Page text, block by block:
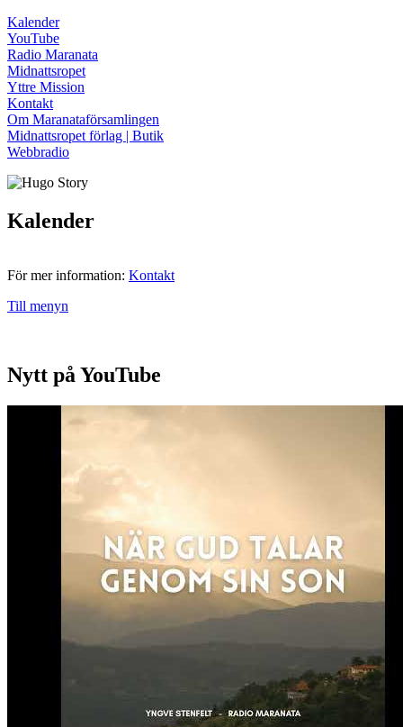
Kalender
YouTube
Radio Maranata
Midnattsropet
Yttre Mission
Kontakt
Om Maranataförsamlingen
Midnattsropet förlag | Butik
Webbradio
Kalender
För mer information: Kontakt
Till menyn
Nytt på YouTube